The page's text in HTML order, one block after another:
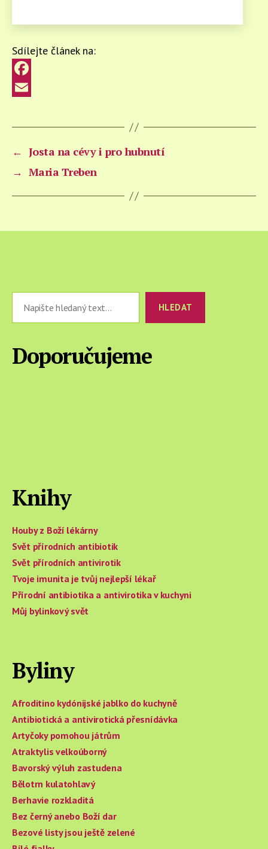
Sdílejte článek na:
F
c
m
← Josta na cévy i pro hubnutí
→ Maria Treben
HLEDAT
Doporučujeme
Knihy
Houby z Boží lékárny
Svět přírodních antibiotik
Svět přírodních antivirotik
Tvoje imunita je tvůj nejlepší lékař
Přírodní antibiotika a antivirotika v kuchyni
Můj bylinkový svět
Byliny
Afroditino kydónijské jablko do kuchyně
Antibiotická a antivirotická přesnídávka
Artyčoky pomohou játrům
Atraktylis velkoúborný
Bavorský výluh zastudena
Bělotrn kulatohlavý
Berhavie rozkladitá
Bez černý anebo Boží dar
Bezové listy jsou ještě zelené